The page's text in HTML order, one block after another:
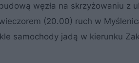
węzła na skrzyżowaniu z
(20.00) ruch w
samochody jadą w kierunku